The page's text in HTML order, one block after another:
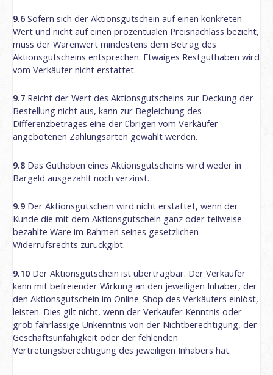
9.6 Sofern sich der Aktionsgutschein auf einen konkreten
Wert und nicht auf einen prozentualen Preisnachlass bezieht,
muss der Warenwert mindestens dem Betrag des
Aktionsgutscheins entsprechen. Etwaiges Restguthaben wird
vom Verkäufer nicht erstattet.
9.7 Reicht der Wert des Aktionsgutscheins zur Deckung der
Bestellung nicht aus, kann zur Begleichung des
Differenzbetrages eine der übrigen vom Verkäufer
angebotenen Zahlungsarten gewählt werden.
9.8 Das Guthaben eines Aktionsgutscheins wird weder in
Bargeld ausgezahlt noch verzinst.
9.9 Der Aktionsgutschein wird nicht erstattet, wenn der
Kunde die mit dem Aktionsgutschein ganz oder teilweise
bezahlte Ware im Rahmen seines gesetzlichen
Widerrufsrechts zurückgibt.
9.10 Der Aktionsgutschein ist übertragbar. Der Verkäufer
kann mit befreiender Wirkung an den jeweiligen Inhaber, der
den Aktionsgutschein im Online-Shop des Verkäufers einlöst,
leisten. Dies gilt nicht, wenn der Verkäufer Kenntnis oder
grob fahrlässige Unkenntnis von der Nichtberechtigung, der
Geschäftsunfähigkeit oder der fehlenden
Vertretungsberechtigung des jeweiligen Inhabers hat.